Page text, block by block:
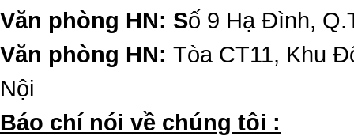
Văn phòng HN: Số 9 Hạ Đình,
Văn phòng HN: Tòa CT11, Khu
Nội
​Báo chí nói về chúng tôi :